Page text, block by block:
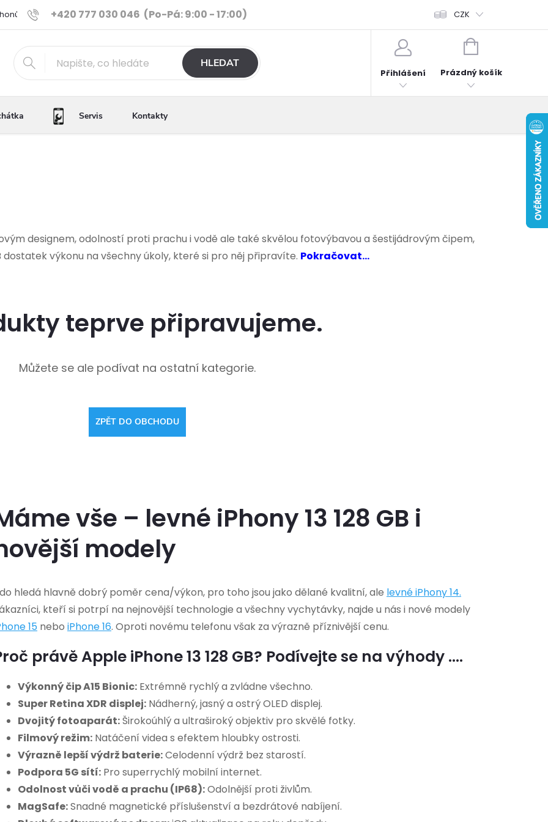
+420 777 030 046 (Po-Pá: 9:00 - 17:00)
Ověřené iPhony Výhody e-shopu Porovnání telefonů Hodnocení obchodu
CZK
HLEDAT
Přihlášení
NÁKUPNÍ
Prázdný košík
Servis Kontakty
designem, odolností proti prachu i vodě ale také skvělou fotovýbavou a šestijádrovým čipem,
dostatek výkonu na všechny úkoly, které si pro něj připravíte. Pokračovat...
teprve připravujeme.
Můžete se ale podívat na ostatní kategorie.
ZPĚT DO OBCHODU
vše – levné iPhony 13 128 GB i
modely
hledá hlavně dobrý poměr cena/výkon, pro toho jsou jako dělané kvalitní, ale levnéiPhony 14.
kteří si potrpí na nejnovější technologie a všechny vychytávky, najde u nás i nové modely
15 nebo iPhone 16. Oproti novému telefonu však za výrazně příznivější cenu.
právě Apple iPhone 13 128 GB? Podívejte se na výhody ....
Výkonný čip A15 Bionic: Extrémně rychlý a zvládne všechno.
Super Retina XDR displej: Nádherný, jasný a ostrý OLED displej.
Dvojitý fotoaparát:Širokoúhlý a ultraširoký objektiv pro skvělé fotky.
Filmový režim: Natáčení videa s efektem hloubky ostrosti.
Výrazně lepší výdrž baterie:Celodenní výdrž bez starostí.
Podpora 5G sítí: Pro superrychlý mobilní internet.
Odolnost vůči vodě a prachu (IP68):Odolnější proti živlům.
MagSafe:Snadné magnetické příslušenství a bezdrátové nabíjení.